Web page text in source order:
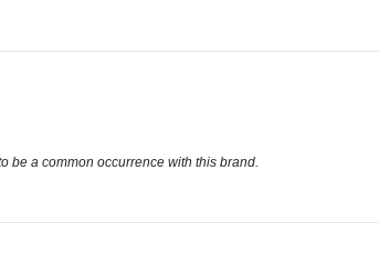
be a common occurrence with this brand.